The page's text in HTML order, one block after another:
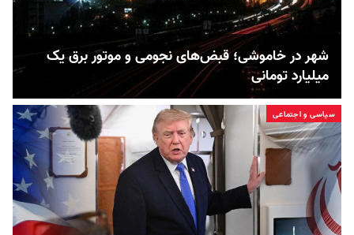
شهر در خاموشی؛ قبض‌های نجومی و موتور برق یک
میلیارد تومانی
سیاسی و اجتماعی